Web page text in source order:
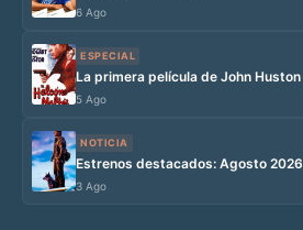
6 Ago
ESPECIAL
La primera película de John Huston
5 Ago
NOTICIA
Estrenos destacados: Agosto 2026
3 Ago